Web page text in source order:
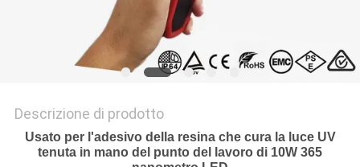
Descrizione di prodotto
Usato per l'adesivo della resina che cura la luce UV
tenuta in mano del punto del lavoro di 10W 365